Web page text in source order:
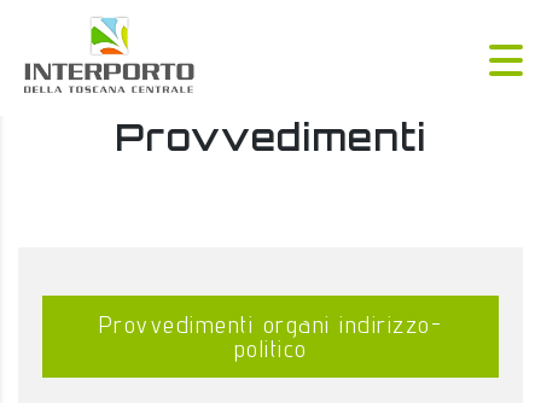
Provvedimenti
Provvedimenti organi indirizzo-
politico